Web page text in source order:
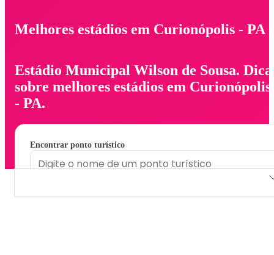
Melhores estádios em Curionópolis - PA
Estádio Municipal Wilson de Sousa.
sobre melhores estádios em Curionópolis
- PA.
Encontrar ponto turístico